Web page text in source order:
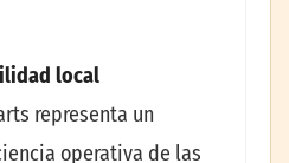
local
representa un
operativa de las